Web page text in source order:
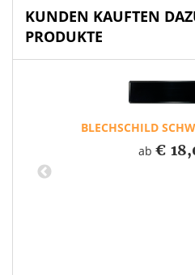
KUNDEN KAUFTEN
PRODUKTE
BLECHSCHILD
ab €